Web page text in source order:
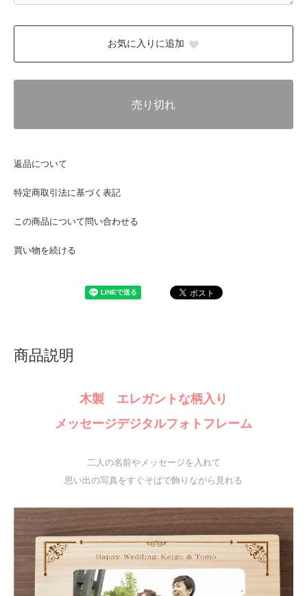
お気に入りに追加
売り切れ
返品について
特定商取引法に基づく表記
この商品について問い合わせる
買い物を続ける
商品説明
木製 エレガントな柄入り
メッセージデジタルフォトフレーム
二人の名前やメッセージを入れて
思い出の写真をすぐそばで飾りながら見れる